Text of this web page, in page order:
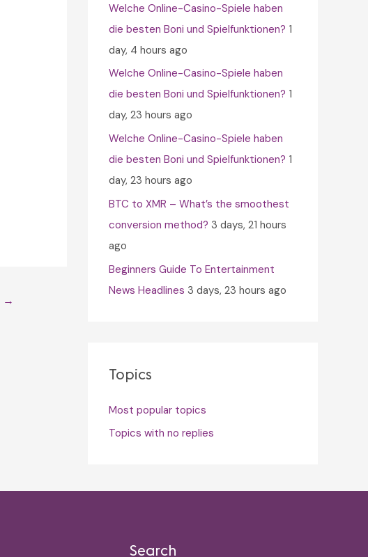
→
o
r
:
Welche Online-Casino-Spiele haben
die besten Boni und Spielfunktionen? 1
day, 4 hours ago
Welche Online-Casino-Spiele haben
die besten Boni und Spielfunktionen? 1
day, 23 hours ago
Welche Online-Casino-Spiele haben
die besten Boni und Spielfunktionen? 1
day, 23 hours ago
BTC to XMR – What’s the smoothest
conversion method? 3 days, 21 hours
ago
Beginners Guide To Entertainment
News Headlines 3 days, 23 hours ago
Topics
Most popular topics
Topics with no replies
Search